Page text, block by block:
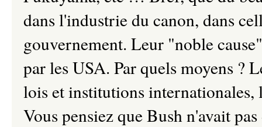
dans l'industrie du canon, dans
gouvernement. Leur "noble
par les USA. Par quels moyens ?
lois et institutions internationales,
Vous pensiez que Bush n'avait